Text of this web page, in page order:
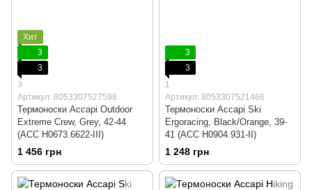
Хит
3
3
3
Артикул: 8053307527598
Термоноски Accapi Outdoor
Extreme Crew, Grey, 42-44
(ACC H0673.6622-III)
1 456 грн
3
3
1
Артикул: 8053307521466
Термоноски Accapi Ski
Ergoracing, Black/Orange, 39-
41 (ACC H0904.931-II)
1 248 грн